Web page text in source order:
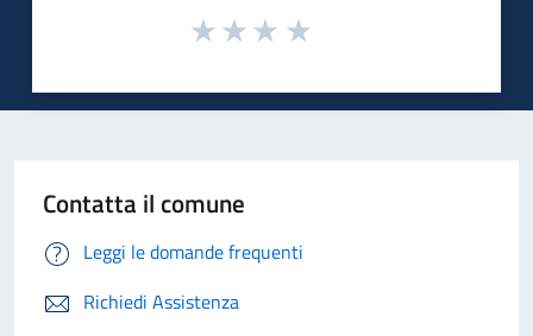
Contatta il comune
Leggi le domande frequenti
Richiedi Assistenza